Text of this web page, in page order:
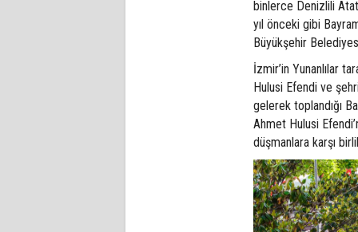
binlerce Denizlili
yıl önceki gibi
Büyükşehir
İzmir’in Yunanlılar
Hulusi Efendi ve
gelerek toplandığı
Ahmet Hulusi
düşmanlara karşı